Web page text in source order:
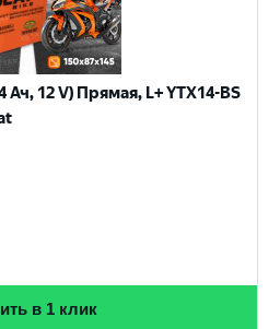
Ач, 12 V) Прямая, L+ YTX14-BS
в 1 клик